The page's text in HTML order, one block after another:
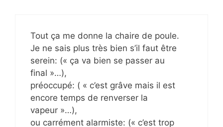
Tout ça me donne la chaire de poule.
Je ne sais plus très bien s’il faut être
serein: (« ça va bien se passer au
final »…),
préoccupé: ( « c’est grâve mais il est
encore temps de renverser la
vapeur »…),
ou carrément alarmiste: (« c’est trop